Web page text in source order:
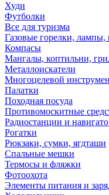
Худи
Футболки
Все для туризма
Газовые горелки, лампы,
Компасы
Мангалы, коптильни,
Металлоискатели
Многоцелевой
Палатки
Походная посуда
Противомоскитные
Радиостанции и
Рогатки
Рюкзаки, сумки, ягдташи
Спальные мешки
Термосы и фляжки
Фотоохота
Элементы питания и